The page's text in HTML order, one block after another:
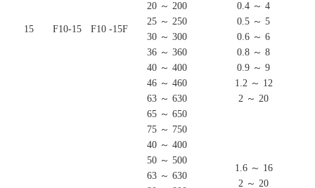
15 F10-15 F10 -15F
20 ～ 200
25 ～ 250
30 ～ 300
36 ～ 360
40 ～ 400
46 ～ 460
63 ～ 630
65 ～ 650
75 ～ 750
0.4 ～ 4
0.5 ～ 5
0.6 ～ 6
0.8 ～ 8
0.9 ～ 9
1.2 ～ 12
2 ～ 20
40 ～ 400
50 ～ 500
63 ～ 630
1.6 ～ 16
2 ～ 20